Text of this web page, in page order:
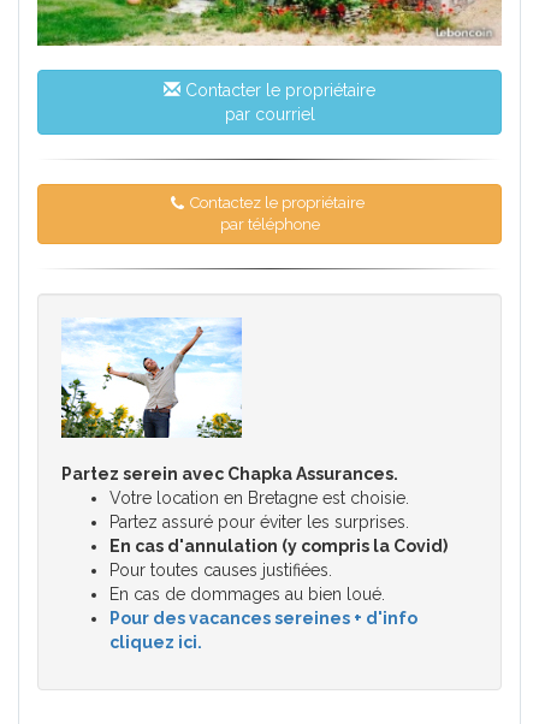
Contacter le propriétaire
par courriel
Contactez le propriétaire
par téléphone
Partez serein avec Chapka Assurances.
Votre location en Bretagne est choisie.
Partez assuré pour éviter les surprises.
En cas d'annulation (y compris la Covid)
Pour toutes causes justifiées.
En cas de dommages au bien loué.
Pour des vacances sereines + d'info
cliquez ici.